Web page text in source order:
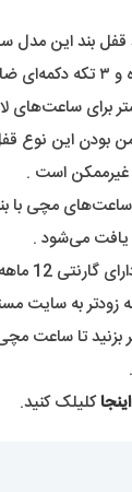
قفل بند این مدل
.
برای ساعت‌های
بودن این نوع
غیرممکن است .
مچی با بند
یافت می‌شود .
ماهه می‌باشد .
به سایت
تا ساعت
کلیلک کنید.